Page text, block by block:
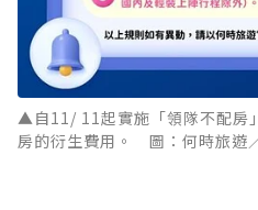
▲自11/ 11起實施「領隊不配房
房的衍生費用。 圖：何時旅遊